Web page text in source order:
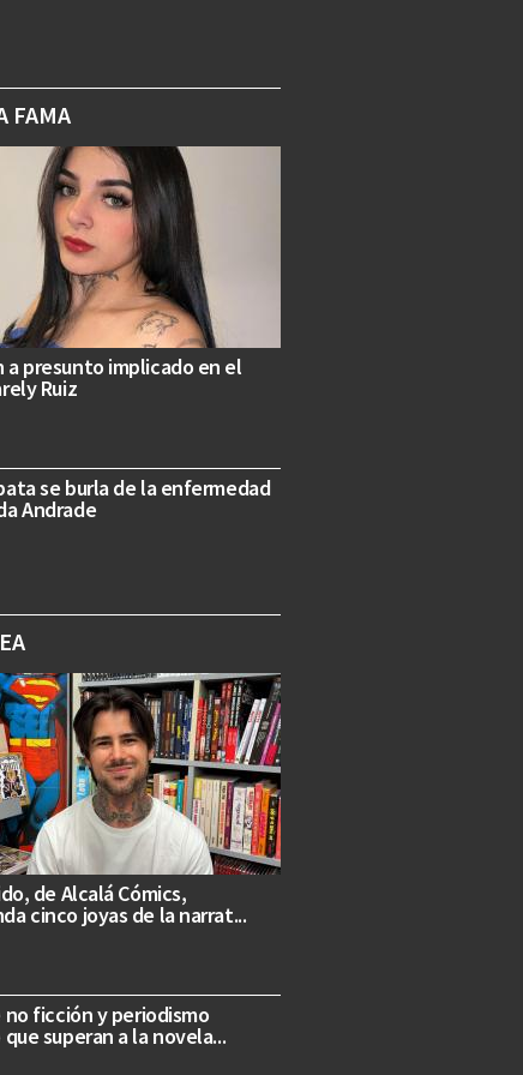
FAMA
a presunto implicado en el
Ruiz
se burla de la enfermedad
Andrade
de Alcalá Cómics,
cinco joyas de la narrat...
no ficción y periodismo
superan a la novela...